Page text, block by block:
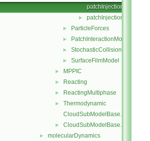
patchInjectionBase.C
► patchInjectionBase.H
► ParticleForces
► PatchInteractionModel
► StochasticCollision
► SurfaceFilmModel
► MPPIC
► Reacting
► ReactingMultiphase
►
Thermodynamic
CloudSubModelBase.C
► CloudSubModelBase.H
► molecularDynamics